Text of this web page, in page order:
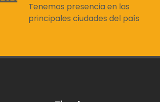
Tenemos presencia en las
principales ciudades del país